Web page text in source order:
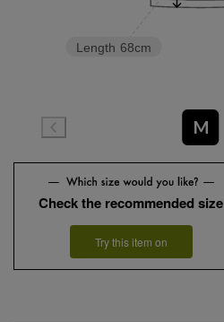
Length 68cm
M
Check the recommended size
Try this item on